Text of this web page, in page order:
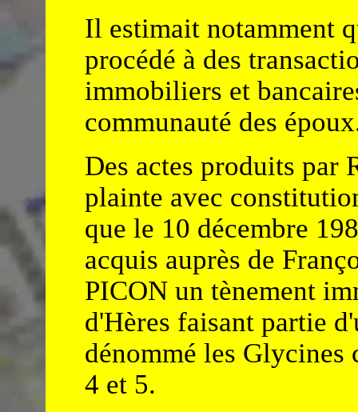
Il estimait notamment
procédé à des
immobiliers et
communauté des
Des actes produits par
plainte avec
que le 10 décembre
acquis auprès de
PICON un tènement
d'Hères faisant partie
dénommé les Glycines
4 et 5.